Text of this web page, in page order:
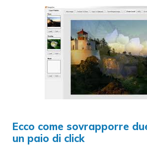
Ecco come sovrapporre
un paio di click